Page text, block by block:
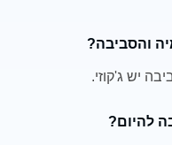
והסביבה?
יש ג'קוזי.
להיום?